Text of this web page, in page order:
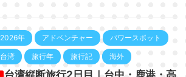
2026年 アドベンチャー パワースポット
台湾 旅行年 旅行記 海外
台湾縦断旅行2日目｜台中・鹿港・高